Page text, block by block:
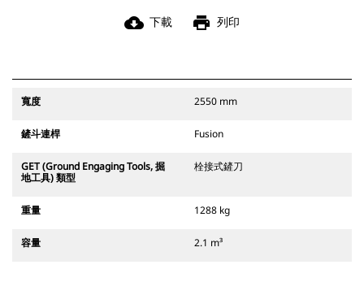
cloud_download 下載 print 列印
寬度 2550 mm
鏟斗連桿 Fusion
GET (Ground Engaging Tools, 掘
地工具) 類型
栓接式鏟刀
重量 1288 kg
容量 2.1 m³